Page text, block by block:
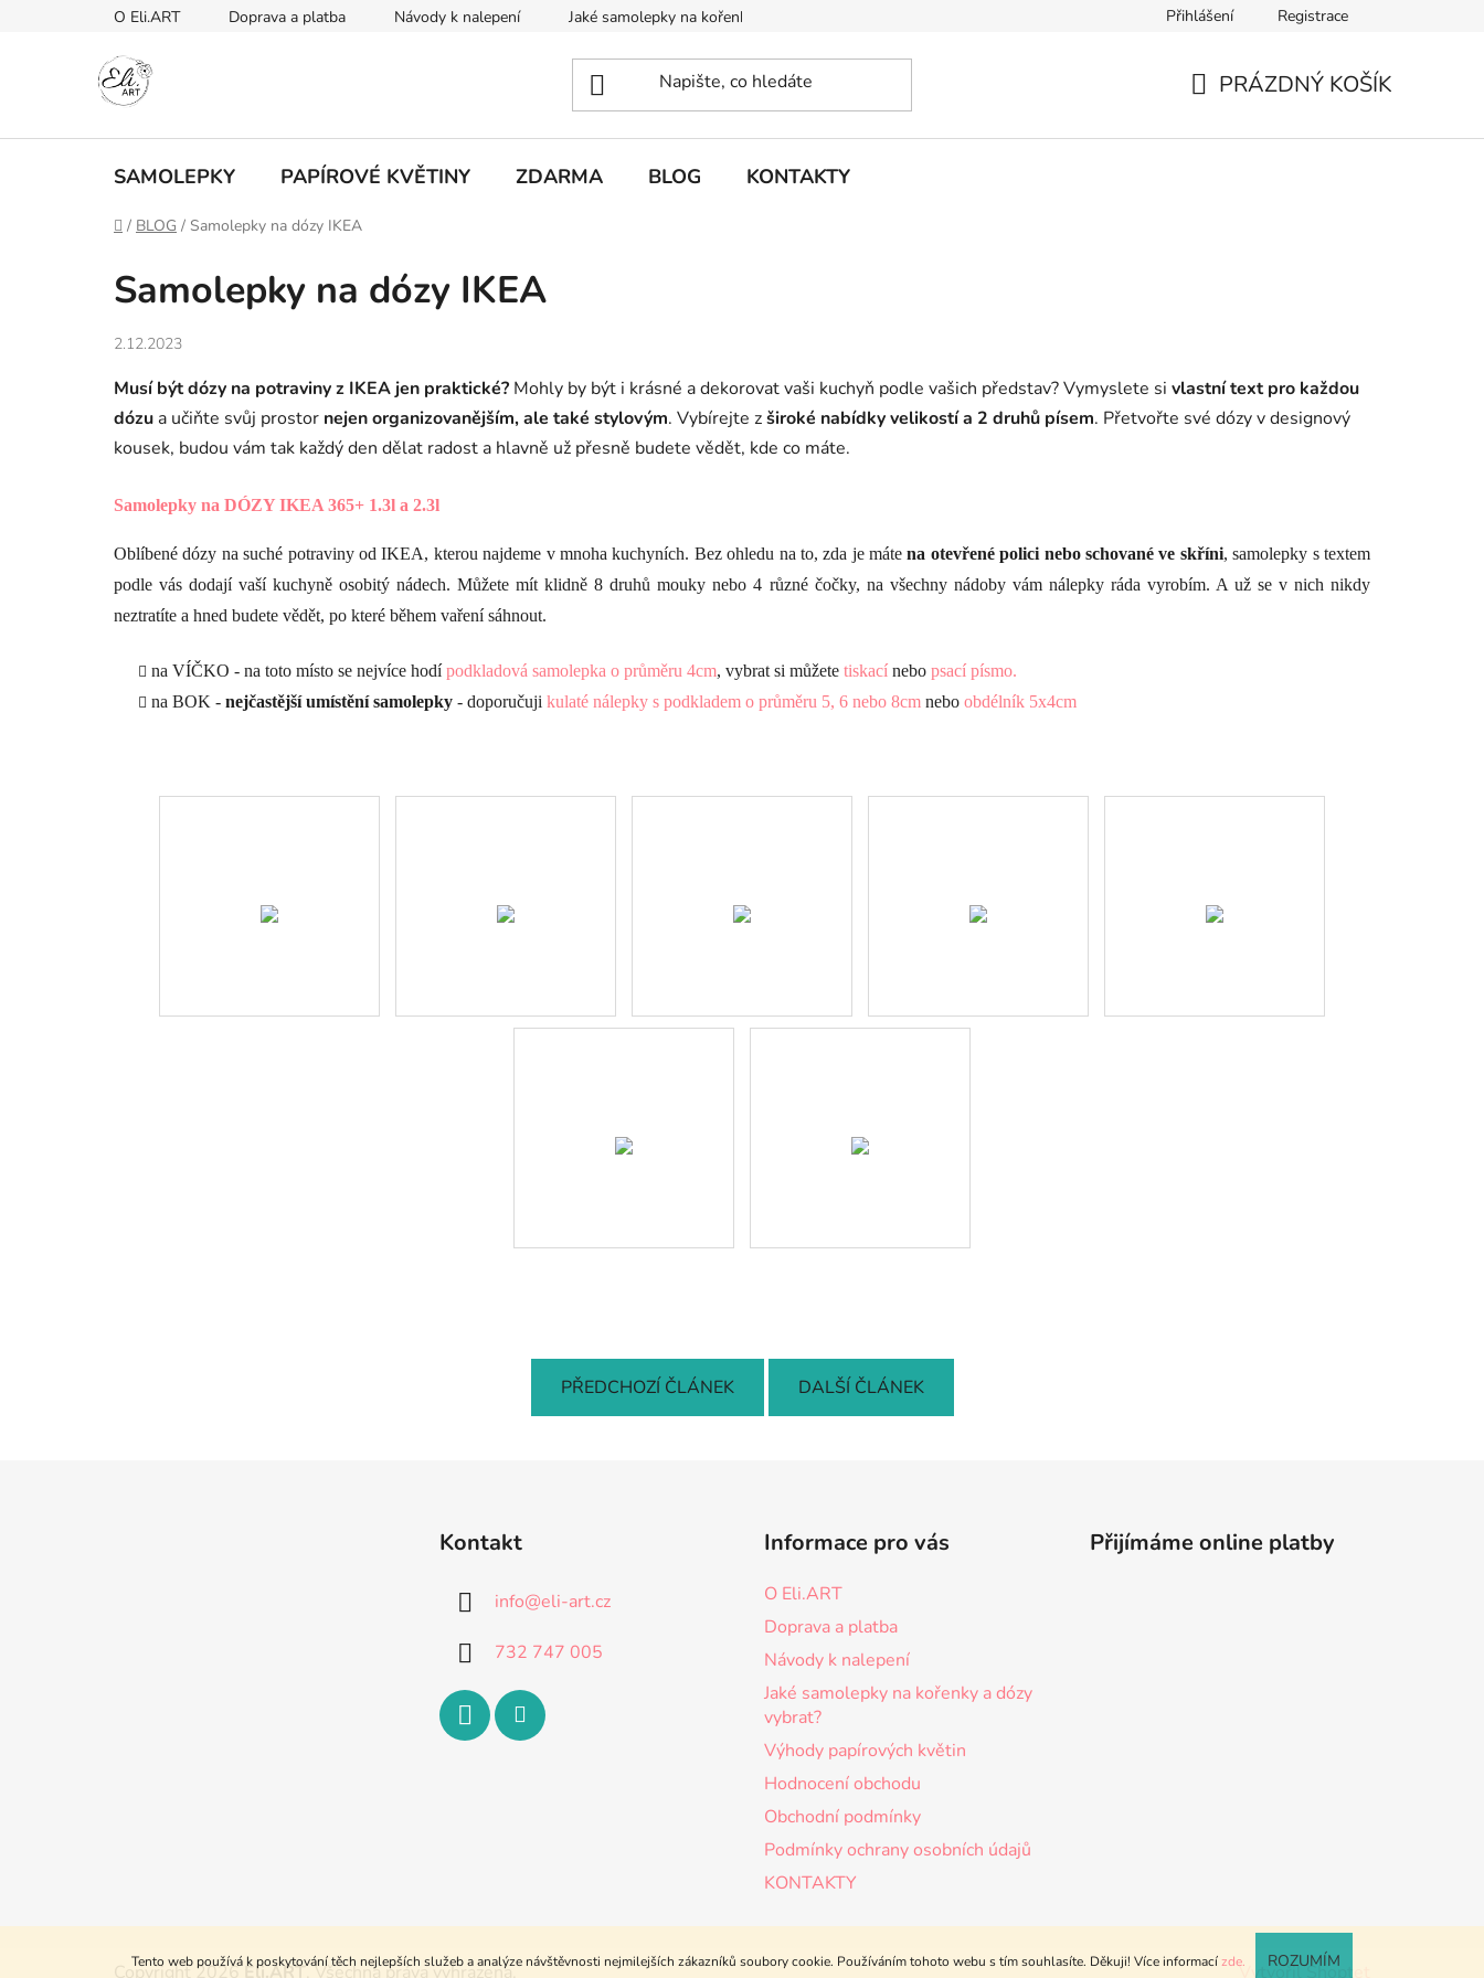
Tento web používá k poskytování těch nejlepších služeb a analýze návštěvnosti nejmilejších zákazníků soubory cookie. Používáním tohoto webu s tím souhlasíte. Děkuji! Více informacízde. ROZUMÍM
O Eli.ART Doprava a platba Návody k nalepení Jaké samolepky na kořenky a dózy vybrat? Hodnocení obchodu Obchodní podmínky
Přihlášení Registrace
PRÁZDNÝ KOŠÍK
SAMOLEPKY PAPÍROVÉ KVĚTINY ZDARMA BLOG KONTAKTY
Domů
/ BLOG / Samolepky na dózy IKEA
Samolepky na dózy IKEA
2.12.2023
Musí být dózy na potraviny z IKEA jen praktické? Mohly by být i krásné a dekorovat vaši kuchyň podle vašich představ? Vymyslete si vlastní text pro každou
dózu a učiňte svůj prostor nejen organizovanějším, ale také stylovým. Vybírejte zširoké nabídky velikostí a 2 druhů písem. Přetvořte své dózy v designový
kousek, budou vám tak každý den dělat radost a hlavně už přesně budete vědět, kde co máte.
Samolepky na DÓZY IKEA 365+ 1.3l a 2.3l
Oblíbené dózy na suché potraviny od IKEA, kterou najdeme v mnoha kuchyních. Bez ohledu na to, zda je mátena otevřené polici nebo schované ve skříni, samolepky s textem
podle vás dodají vaší kuchyně osobitý nádech.Můžete mít klidně 8 druhů mouky nebo 4 různé čočky, na všechny nádoby vám nálepky ráda vyrobím. A už se v nich nikdy
neztratíte a hned budete vědět, po které během vaření sáhnout.
na VÍČKO - na toto místo se nejvíce hodípodkladová samolepka o průměru 4cm, vybrat si můžete tiskací nebo psací písmo.
na BOK - nejčastější umístění samolepky - doporučuji kulaté nálepky s podkladem o průměru 5, 6 nebo 8cm nebo obdélník 5x4cm
PŘEDCHOZÍ ČLÁNEK DALŠÍ ČLÁNEK
Kontakt
info@eli-art.cz
732 747 005
Informace pro vás
O Eli.ART
Doprava a platba
Návody k nalepení
Jaké samolepky na kořenky a dózy
vybrat?
Výhody papírových květin
Hodnocení obchodu
Obchodní podmínky
Podmínky ochrany osobních údajů
KONTAKTY
Přijímáme online platby
Vytvořil Shoptet
Copyright 2026Eli.ART. Všechna práva vyhrazena.